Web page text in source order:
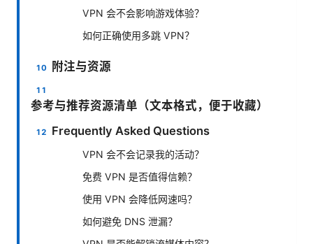
VPN 会不会影响游戏体验？
如何正确使用多跳 VPN？
附注与资源
参考与推荐资源清单（文本格式，便于收藏）
Frequently Asked Questions
VPN 会不会记录我的活动？
免费 VPN 是否值得信赖？
使用 VPN 会降低网速吗？
如何避免 DNS 泄漏？